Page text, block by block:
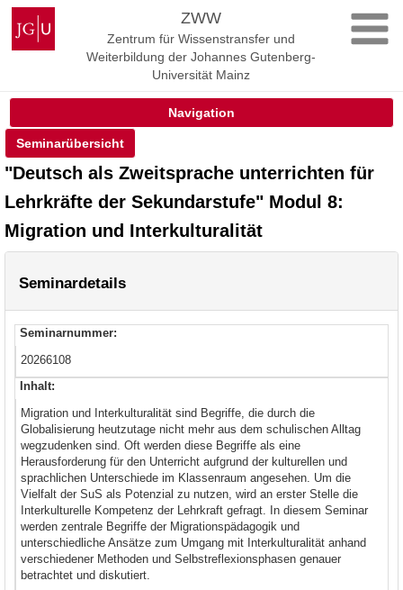
Zum
Inhalt
springen
Johannes
Gutenberg-
Universität
ZWW
Zentrum für Wissenstransfer und
Weiterbildung der Johannes Gutenberg-
Universität Mainz
Navigation
Seminarübersicht
"Deutsch als Zweitsprache unterrichten für
Lehrkräfte der Sekundarstufe" Modul 8:
Migration und Interkulturalität
Seminardetails
Seminarnummer:
20266108
Inhalt:
Migration und Interkulturalität sind Begriffe, die durch die
Globalisierung heutzutage nicht mehr aus dem schulischen Alltag
wegzudenken sind. Oft werden diese Begriffe als eine
Herausforderung für den Unterricht aufgrund der kulturellen und
sprachlichen Unterschiede im Klassenraum angesehen. Um die
Vielfalt der SuS als Potenzial zu nutzen, wird an erster Stelle die
Interkulturelle Kompetenz der Lehrkraft gefragt. In diesem Seminar
werden zentrale Begriffe der Migrationspädagogik und
unterschiedliche Ansätze zum Umgang mit Interkulturalität anhand
verschiedener Methoden und Selbstreflexionsphasen genauer
betrachtet und diskutiert.